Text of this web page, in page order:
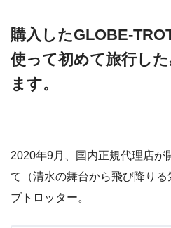
購入したGLOBE-
使って初めて旅行し
ます。
2020年9月、国内正規代理店が
て（清水の舞台から飛び降り
ブトロッター。